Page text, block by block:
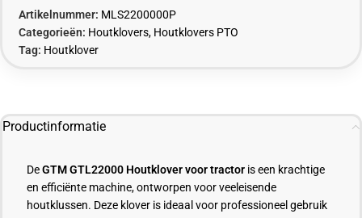
Artikelnummer: MLS2200000P
Categorieën: Houtklovers, Houtklovers PTO
Tag: Houtklover
Productinformatie
DeGTM GTL22000 Houtklover voor tractor is een krachtige
en efficiënte machine, ontworpen voor veeleisende
houtklussen. Deze klover is ideaal voor professioneel gebruik